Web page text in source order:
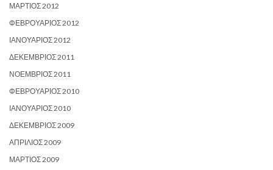
ΜΆΡΤΙΟΣ 2012
ΦΕΒΡΟΥΆΡΙΟΣ 2012
ΙΑΝΟΥΆΡΙΟΣ 2012
ΔΕΚΈΜΒΡΙΟΣ 2011
ΝΟΈΜΒΡΙΟΣ 2011
ΦΕΒΡΟΥΆΡΙΟΣ 2010
ΙΑΝΟΥΆΡΙΟΣ 2010
ΔΕΚΈΜΒΡΙΟΣ 2009
ΑΠΡΊΛΙΟΣ 2009
ΜΆΡΤΙΟΣ 2009